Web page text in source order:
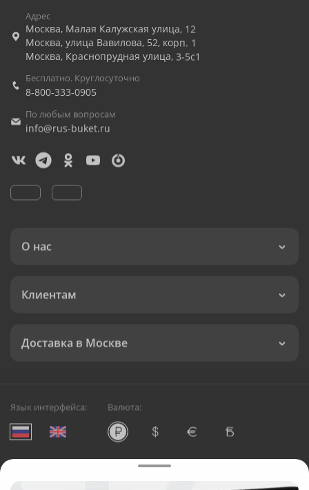
Адрес
Москва, Малая Калужская улица, 12
Москва, улица Вавилова, 52, корп. 1
Москва, Краснопрудная улица, 3-5с1
Бесплатно. Круглосуточно
8-800-333-0905
По любым вопросам
info@rus-buket.ru
О нас
Клиентам
Доставка в Москве
Язык интерфейса: Валюта:
Служба круглосуточной доставки цветов в Москве
Русский Букет, 2026